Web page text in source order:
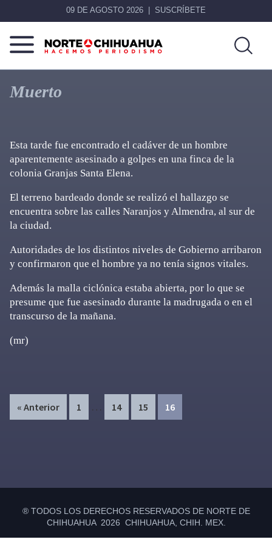
09 DE AGOSTO 2026 SUSCRÍBETE
Norte
De
Chihuahua
Más
que
noticias,
Muerto
Esta tarde fue encontrado el cadáver de un hombre
aparentemente asesinado a golpes en una finca de la
colonia Granjas Santa Elena.
El terreno bardeado donde se realizó el hallazgo se
encuentra sobre las calles Naranjos y Almendra, al sur de
la ciudad.
Autoridades de los distintos niveles de Gobierno arribaron
y confirmaron que el hombre ya no tenía signos vitales.
Además la malla ciclónica estaba abierta, por lo que se
presume que fue asesinado durante la madrugada o en el
transcurso de la mañana.
(mr)
« Anterior Page
1
Interim
pages
… Page
14 Page
15 Page
16
® TODOS LOS DERECHOS RESERVADOS DE NORTE DE
CHIHUAHUA 2026 CHIHUAHUA, CHIH. MEX.